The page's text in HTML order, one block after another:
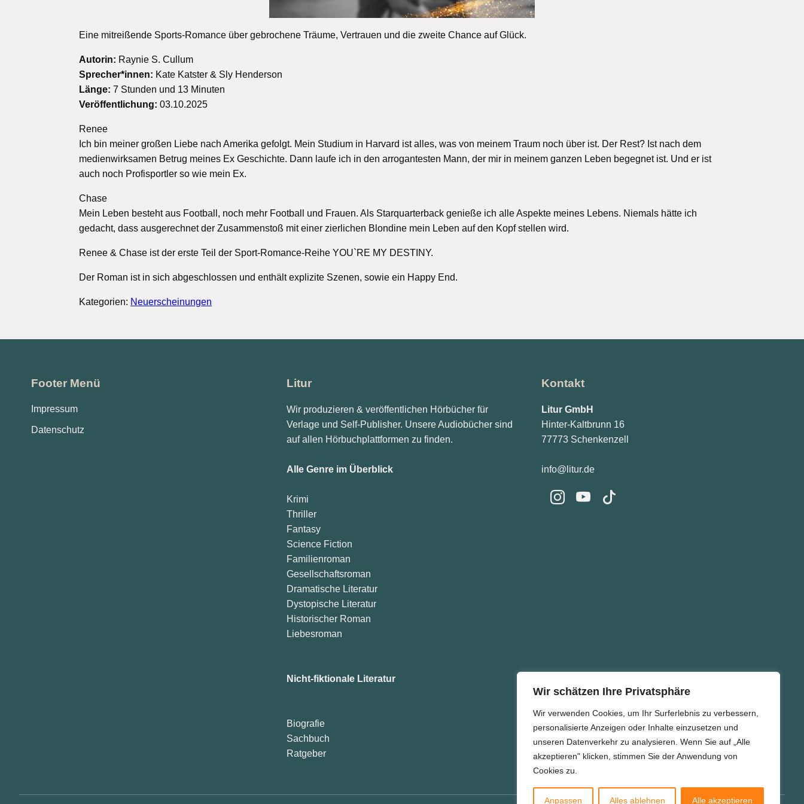
Wir schätzen Ihre Privatsphäre
Wir verwenden Cookies, um Ihr Surferlebnis zu verbessern,
personalisierte Anzeigen oder Inhalte einzusetzen und
unseren Datenverkehr zu analysieren. Wenn Sie auf „Alle
akzeptieren" klicken, stimmen Sie der Anwendung von
Cookies zu.
Anpassen Alles ablehnen Alle akzeptieren
Eine mitreißende Sports-Romance über gebrochene Träume, Vertrauen und die zweite Chance auf Glück.
Autorin: Raynie S. Cullum
Sprecher*innen: Kate Katster & Sly Henderson
Länge: 7 Stunden und 13 Minuten
Veröffentlichung: 03.10.2025
Renee
Ich bin meiner großen Liebe nach Amerika gefolgt. Mein Studium in Harvard ist alles, was von meinem Traum noch über ist. Der Rest? Ist nach dem
medienwirksamen Betrug meines Ex Geschichte. Dann laufe ich in den arrogantesten Mann, der mir in meinem ganzen Leben begegnet ist. Und er ist
auch noch Profisportler so wie mein Ex.
Chase
Mein Leben besteht aus Football, noch mehr Football und Frauen. Als Starquarterback genieße ich alle Aspekte meines Lebens. Niemals hätte ich
gedacht, dass ausgerechnet der Zusammenstoß mit einer zierlichen Blondine mein Leben auf den Kopf stellen wird.
Renee & Chase ist der erste Teil der Sport-Romance-Reihe YOU`RE MY DESTINY.
Der Roman ist in sich abgeschlossen und enthält explizite Szenen, sowie ein Happy End.
Kategorien: Neuerscheinungen
Footer Menü
Impressum
Datenschutz
Litur
Wir produzieren & veröffentlichen Hörbücher für
Verlage und Self-Publisher. Unsere Audiobücher sind
auf allen Hörbuchplattformen zu finden.
Alle Genre im Überblick
Krimi
Thriller
Fantasy
Science Fiction
Familienroman
Gesellschaftsroman
Dramatische Literatur
Dystopische Literatur
Historischer Roman
Liebesroman
Nicht-fiktionale Literatur
Biografie
Sachbuch
Ratgeber
Kontakt
Litur GmbH
Hinter-Kaltbrunn 16
77773 Schenkenzell
info@litur.de